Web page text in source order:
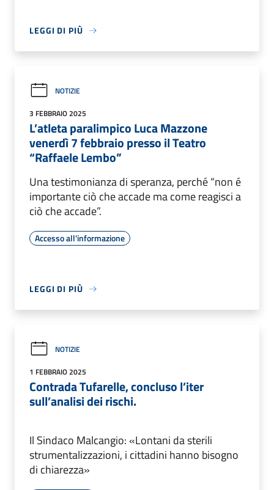
LEGGI DI PIÙ
NOTIZIE
3 FEBBRAIO 2025
L’atleta paralimpico Luca Mazzone
venerdì 7 febbraio presso il Teatro
“Raffaele Lembo”
Una testimonianza di speranza, perché “non é
importante ciò che accade ma come reagisci a
ciò che accade”.
Accesso all'informazione
LEGGI DI PIÙ
NOTIZIE
1 FEBBRAIO 2025
Contrada Tufarelle, concluso l’iter
sull’analisi dei rischi.
Il Sindaco Malcangio: «Lontani da sterili
strumentalizzazioni, i cittadini hanno bisogno
di chiarezza»